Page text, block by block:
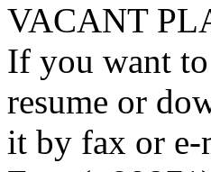
VACANT
If you want
resume or
it by fax or e-